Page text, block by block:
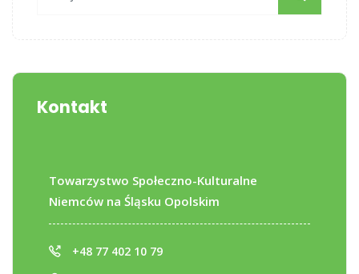
Kontakt
Towarzystwo Społeczno-Kulturalne
Niemców na Śląsku Opolskim
+48 77 402 10 79